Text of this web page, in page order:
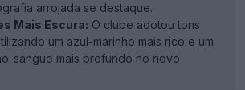
arrojada se destaque.
Mais Escura: O clube adotou tons
um azul-marinho mais rico e um
sangue mais profundo no novo